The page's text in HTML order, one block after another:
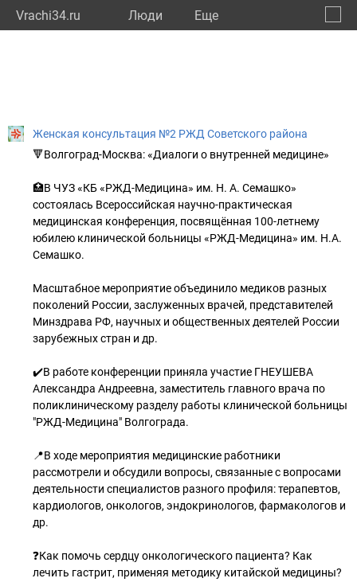
Vrachi34.ru Люди Eще
Женская консультация №2 РЖД Советского района
🔻Волгоград-Москва: «Диалоги о внутренней медицине»
🏥В ЧУЗ «КБ «РЖД-Медицина» им. Н. А. Семашко»
состоялась Всероссийская научно-практическая
медицинская конференция, посвящённая 100-летнему
юбилею клинической больницы «РЖД-Медицина» им. Н.А.
Семашко.
Масштабное мероприятие объединило медиков разных
поколений России, заслуженных врачей, представителей
Минздрава РФ, научных и общественных деятелей России
зарубежных стран и др.
✔️В работе конференции приняла участие ГНЕУШЕВА
Александра Андреевна, заместитель главного врача по
поликлиническому разделу работы клинической больницы
"РЖД-Медицина" Волгограда.
📍В ходе мероприятия медицинские работники
рассмотрели и обсудили вопросы, связанные с вопросами
деятельности специалистов разного профиля: терапевтов,
кардиологов, онкологов, эндокринологов, фармакологов и
др.
❓Как помочь сердцу онкологического пациента? Как
лечить гастрит, применяя методику китайской медицины?